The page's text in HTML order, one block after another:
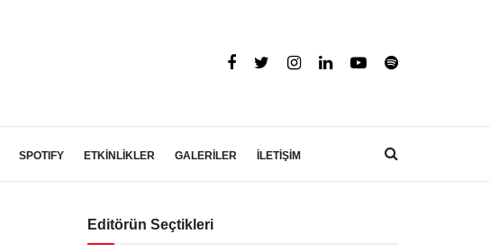
SPOTIFY ETKİNLİKLER GALERİLER İLETİŞİM
Editörün Seçtikleri